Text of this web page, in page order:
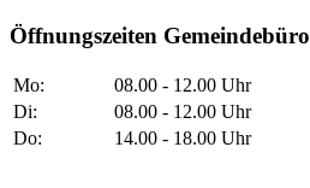
Öffnungszeiten Gemeindebüro
Mo:
08.00 - 12.00 Uhr
Di:
08.00 - 12.00 Uhr
Do:
14.00 - 18.00 Uhr